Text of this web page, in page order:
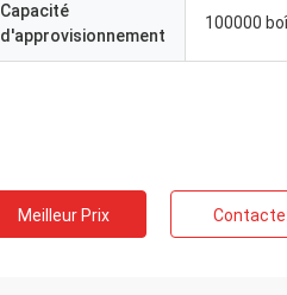
Capacité
d'approvisionnement
100000
Meilleur Prix